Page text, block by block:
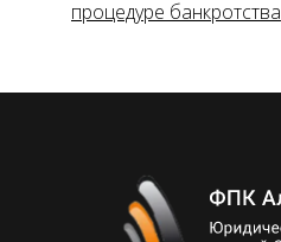
процедуре банкротства